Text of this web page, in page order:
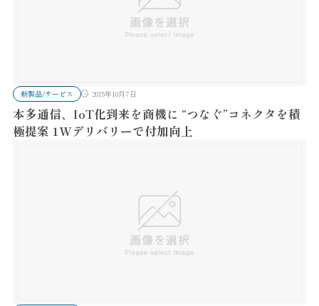
新製品/サービス 2015年10月7日
本多通信、IoT化到来を商機に “つなぐ”コネクタを積
極提案 1Wデリバリーで付加向上